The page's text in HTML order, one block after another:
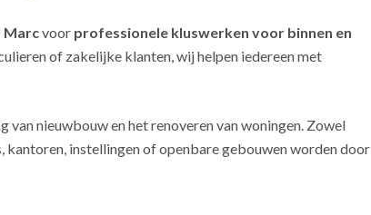
Marcvoor professionele kluswerken voor binnen en
of zakelijke klanten, wij helpen iedereen met
nieuwbouw en het renoveren van woningen. Zowel
instellingen of openbare gebouwen worden door